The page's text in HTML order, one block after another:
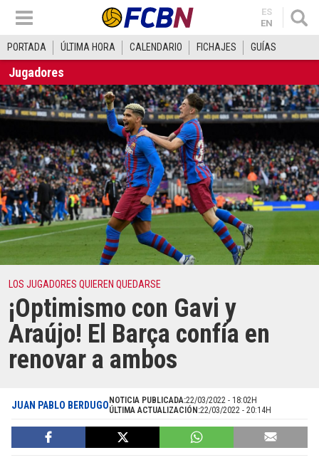
ES
EN
PORTADA ÚLTIMA HORA CALENDARIO FICHAJES GUÍAS
Jugadores
LOS JUGADORES QUIEREN QUEDARSE
¡Optimismo con Gavi y
Araújo! El Barça confía en
renovar a ambos
JUAN PABLO BERDUGO NOTICIA PUBLICADA:22/03/2022 - 18:02H
ÚLTIMA ACTUALIZACIÓN:22/03/2022 - 20:14H